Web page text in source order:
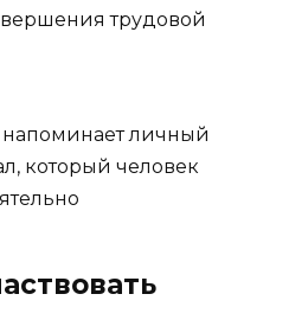
трудовой
личный
который человек